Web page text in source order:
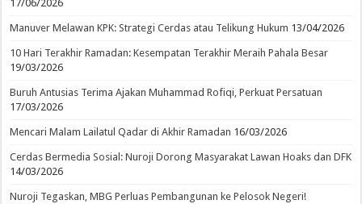
17/06/2026
Manuver Melawan KPK: Strategi Cerdas atau Telikung Hukum 13/04/2026
10 Hari Terakhir Ramadan: Kesempatan Terakhir Meraih Pahala Besar
19/03/2026
Buruh Antusias Terima Ajakan Muhammad Rofiqi, Perkuat Persatuan
17/03/2026
Mencari Malam Lailatul Qadar di Akhir Ramadan 16/03/2026
Cerdas Bermedia Sosial: Nuroji Dorong Masyarakat Lawan Hoaks dan DFK
14/03/2026
Nuroji Tegaskan, MBG Perluas Pembangunan ke Pelosok Negeri!